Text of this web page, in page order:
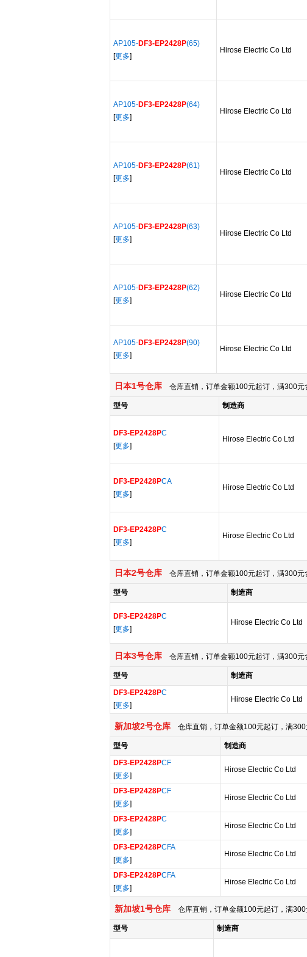
AP105-DF3-EP2428P(65)
[更多]
Hirose Electric Co Ltd
AP105-DF3-EP2428P(64)
[更多]
Hirose Electric Co Ltd
AP105-DF3-EP2428P(61)
[更多]
Hirose Electric Co Ltd
AP105-DF3-EP2428P(63)
[更多]
Hirose Electric Co Ltd
AP105-DF3-EP2428P(62)
[更多]
Hirose Electric Co Ltd
AP105-DF3-EP2428P(90)
[更多]
Hirose Electric Co Ltd
日本1号仓库 仓库直销，订单金额100元起订，满300元
型号 制造商
DF3-EP2428PC
[更多]
Hirose Electric Co Ltd
DF3-EP2428PCA
[更多]
Hirose Electric Co Ltd
DF3-EP2428PC
[更多]
Hirose Electric Co Ltd
日本2号仓库 仓库直销，订单金额100元起订，满300元
型号 制造商
DF3-EP2428PC
[更多]
Hirose Electric Co Ltd
日本3号仓库 仓库直销，订单金额100元起订，满300元
型号 制造商
DF3-EP2428PC
[更多]
Hirose Electric Co Ltd
新加坡2号仓库 仓库直销，订单金额100元起订，满
型号 制造商
DF3-EP2428PCF
[更多]
Hirose Electric Co Ltd
DF3-EP2428PCF
[更多]
Hirose Electric Co Ltd
DF3-EP2428PC
[更多]
Hirose Electric Co Ltd
DF3-EP2428PCFA
[更多]
Hirose Electric Co Ltd
DF3-EP2428PCFA
[更多]
Hirose Electric Co Ltd
新加坡1号仓库 仓库直销，订单金额100元起订，满
型号 制造商